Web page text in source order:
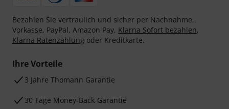
Bezahlen Sie vertraulich und sicher per Nachnahme,
Vorkasse, PayPal, Amazon Pay, Klarna Sofort bezahlen,
Klarna Ratenzahlung oder Kreditkarte.
Ihre Vorteile
3 Jahre Thomann Garantie
30 Tage Money-Back-Garantie